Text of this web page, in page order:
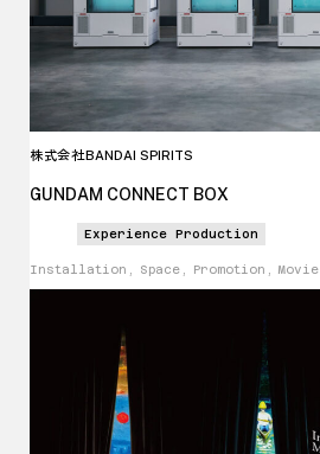
株式会社BANDAI SPIRITS
GUNDAM CONNECT BOX
Experience Production
Installation, Space, Promotion, Movie